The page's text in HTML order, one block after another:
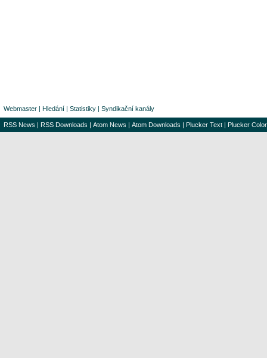
Webmaster | Hledání | Statistiky | Syndikační kanály
RSS News | RSS Downloads | Atom News | Atom Downloads | Plucker Text | Plucker Color